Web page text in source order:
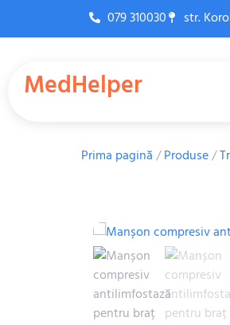
079 310030 str.
MedHelper
Prima pagină/Produse/